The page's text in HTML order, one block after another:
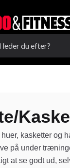
kasketter og
på under
at se godt ud,